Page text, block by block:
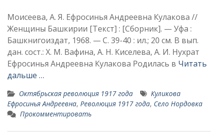
Моисеева, А. Я. Ефросинья Андреевна Кулакова //
Женщины Башкирии [Текст] : [Сборник]. — Уфа :
Башкнигоиздат, 1968. — С. 39-40 : ил.; 20 см. В вып.
дан. сост.: Х. М. Вафина, А. Н. Киселева, А. И. Нухрат
Ефросинья Андреевна Кулакова Родилась в Читать
дальше …
Октябрьская революция 1917 года
Куликова
Ефросинья Андреевна, Революция 1917 года, Село Нордовка
Прокомментировать